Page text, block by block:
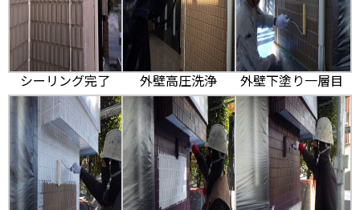
シーリング完了 外壁高圧洗浄 外壁下塗り一層目